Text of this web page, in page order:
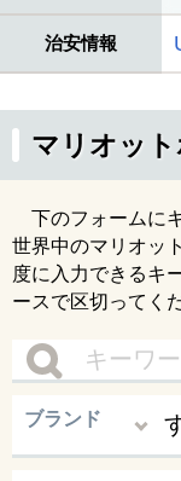
治安情報
マリオッ
下のフォームに
世界中のマリオッ
度に入力できるキ
ースで区切ってく
ブランド